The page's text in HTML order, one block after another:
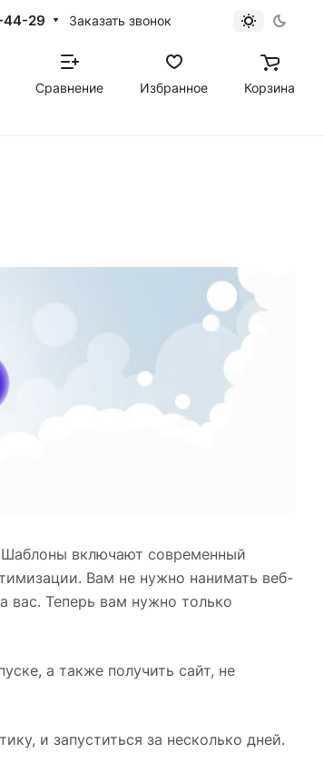
44-29 Заказать звонок
Сравнение Избранное Корзина
включают современный
Вам не нужно нанимать веб-
вас. Теперь вам нужно только
а также получить сайт, не
и запуститься за несколько дней.